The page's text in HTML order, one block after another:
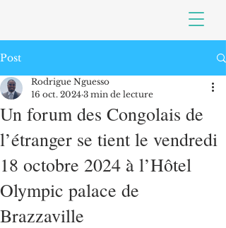
Post
Un forum des Congolais de
l’étranger se tient le vendredi
18 octobre 2024 à l’Hôtel
Olympic palace de
Brazzaville
Rodrigue Nguesso
16 oct. 2024 3 min de lecture